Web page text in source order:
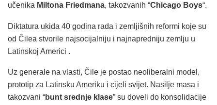
učenika Miltona Friedmana, takozvanih “Chicago Boys“.
Diktatura ukida 40 godina rada i zemljišnih reformi koje su
od Čilea stvorile najsocijalniju i najnapredniju zemlju u
Latinskoj Americi .
Uz generale na vlasti, Čile je postao neoliberalni model,
prototip za Latinsku Ameriku i cijeli svijet. Nasilje masa i
takozvani “bunt srednje klase” su doveli do konsolidacije